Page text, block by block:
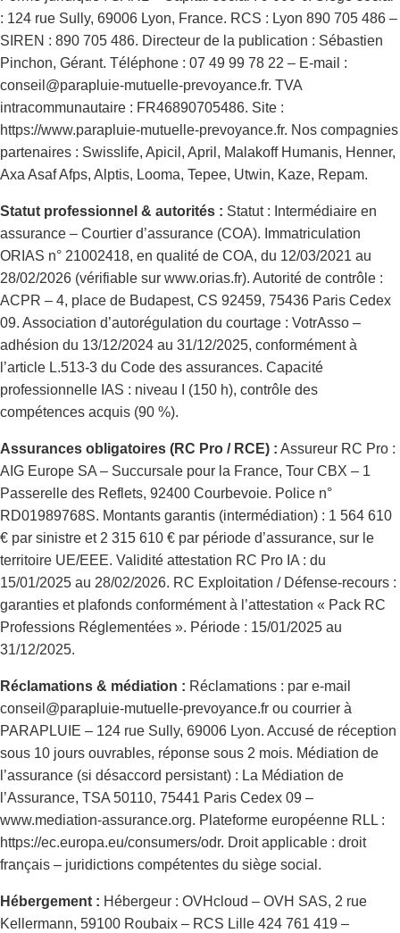
: 124 rue Sully, 69006 Lyon, France. RCS : Lyon 890 705 486 –
SIREN : 890 705 486. Directeur de la publication : Sébastien
Pinchon, Gérant. Téléphone : 07 49 99 78 22 – E-mail :
conseil@parapluie-mutuelle-prevoyance.fr. TVA
intracommunautaire : FR46890705486. Site :
https://www.parapluie-mutuelle-prevoyance.fr. Nos compagnies
partenaires : Swisslife, Apicil, April, Malakoff Humanis, Henner,
Axa Asaf Afps, Alptis, Looma, Tepee, Utwin, Kaze, Repam.
Statut professionnel & autorités : Statut : Intermédiaire en
assurance – Courtier d’assurance (COA). Immatriculation
ORIAS n° 21002418, en qualité de COA, du 12/03/2021 au
28/02/2026 (vérifiable sur www.orias.fr). Autorité de contrôle :
ACPR – 4, place de Budapest, CS 92459, 75436 Paris Cedex
09. Association d’autorégulation du courtage : VotrAsso –
adhésion du 13/12/2024 au 31/12/2025, conformément à
l’article L.513-3 du Code des assurances. Capacité
professionnelle IAS : niveau I (150 h), contrôle des
compétences acquis (90 %).
Assurances obligatoires (RC Pro / RCE) : Assureur RC Pro :
AIG Europe SA – Succursale pour la France, Tour CBX – 1
Passerelle des Reflets, 92400 Courbevoie. Police n°
RD01989768S. Montants garantis (intermédiation) : 1 564 610
€ par sinistre et 2 315 610 € par période d’assurance, sur le
territoire UE/EEE. Validité attestation RC Pro IA : du
15/01/2025 au 28/02/2026. RC Exploitation / Défense-recours :
garanties et plafonds conformément à l’attestation « Pack RC
Professions Réglementées ». Période : 15/01/2025 au
31/12/2025.
Réclamations & médiation : Réclamations : par e-mail
conseil@parapluie-mutuelle-prevoyance.fr ou courrier à
PARAPLUIE – 124 rue Sully, 69006 Lyon. Accusé de réception
sous 10 jours ouvrables, réponse sous 2 mois. Médiation de
l’assurance (si désaccord persistant) : La Médiation de
l’Assurance, TSA 50110, 75441 Paris Cedex 09 –
www.mediation-assurance.org. Plateforme européenne RLL :
https://ec.europa.eu/consumers/odr. Droit applicable : droit
français – juridictions compétentes du siège social.
Hébergement : Hébergeur : OVHcloud – OVH SAS, 2 rue
Kellermann, 59100 Roubaix – RCS Lille 424 761 419 –